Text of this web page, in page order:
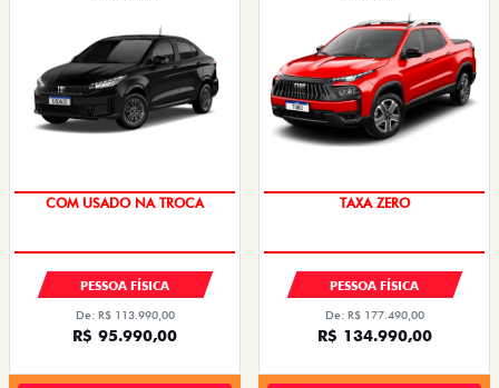
COM USADO NA TROCA
PESSOA FÍSICA
De: R$ 113.990,00
R$ 95.990,00
COM USADO NA TROCA
PESSOA FÍSICA
De: R$ 177.490,00
R$ 134.990,00